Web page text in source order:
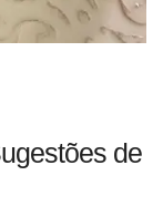
de